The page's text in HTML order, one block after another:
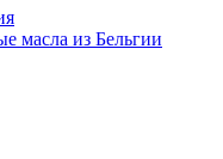
масла из Бельгии